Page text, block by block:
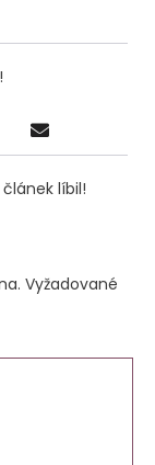
líbil!
Vyžadované